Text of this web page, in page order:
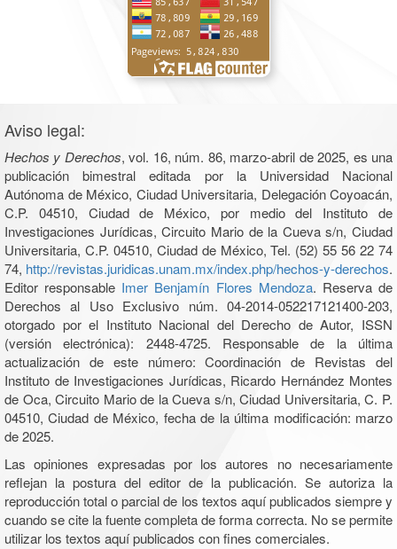
Aviso legal:
Hechos y Derechos, vol. 16, núm. 86, marzo-abril de 2025, es una
publicación bimestral editada por la Universidad Nacional
Autónoma de México, Ciudad Universitaria, Delegación Coyoacán,
C.P. 04510, Ciudad de México, por medio del Instituto de
Investigaciones Jurídicas, Circuito Mario de la Cueva s/n, Ciudad
Universitaria, C.P. 04510, Ciudad de México, Tel. (52) 55 56 22 74
74, http://revistas.juridicas.unam.mx/index.php/hechos-y-derechos.
Editor responsable Imer Benjamín Flores Mendoza. Reserva de
Derechos al Uso Exclusivo núm. 04-2014-052217121400-203,
otorgado por el Instituto Nacional del Derecho de Autor, ISSN
(versión electrónica): 2448-4725. Responsable de la última
actualización de este número: Coordinación de Revistas del
Instituto de Investigaciones Jurídicas, Ricardo Hernández Montes
de Oca, Circuito Mario de la Cueva s/n, Ciudad Universitaria, C. P.
04510, Ciudad de México, fecha de la última modificación: marzo
de 2025.
Las opiniones expresadas por los autores no necesariamente
reflejan la postura del editor de la publicación. Se autoriza la
reproducción total o parcial de los textos aquí publicados siempre y
cuando se cite la fuente completa de forma correcta. No se permite
utilizar los textos aquí publicados con fines comerciales.